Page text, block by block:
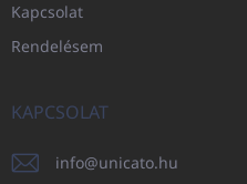
Kapcsolat
Rendelésem
KAPCSOLAT
info@unicato.hu